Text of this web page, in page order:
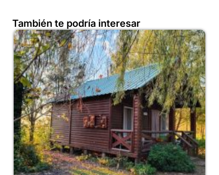
También te podría interesar